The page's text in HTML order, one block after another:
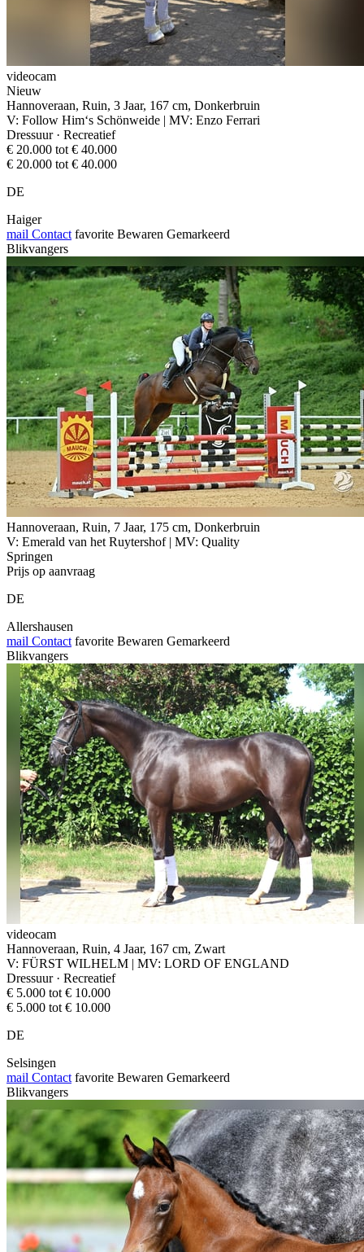
videocam
Nieuw
Hannoveraan, Ruin, 3 Jaar, 167 cm, Donkerbruin
V: Follow Him‘s Schönweide | MV: Enzo Ferrari
Dressuur · Recreatief
€ 20.000 tot € 40.000
€ 20.000 tot € 40.000
DE
Haiger
mail Contact favorite Bewaren Gemarkeerd
Blikvangers
Hannoveraan, Ruin, 7 Jaar, 175 cm, Donkerbruin
V: Emerald van het Ruytershof | MV: Quality
Springen
Prijs op aanvraag
DE
Allershausen
mail Contact favorite Bewaren Gemarkeerd
Blikvangers
videocam
Hannoveraan, Ruin, 4 Jaar, 167 cm, Zwart
V: FÜRST WILHELM | MV: LORD OF ENGLAND
Dressuur · Recreatief
€ 5.000 tot € 10.000
€ 5.000 tot € 10.000
DE
Selsingen
mail Contact favorite Bewaren Gemarkeerd
Blikvangers